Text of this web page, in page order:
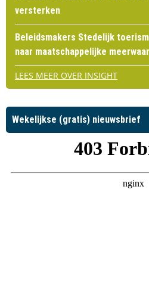
versterken
Beleidsmakers Stedelijk
naar maatschappelijke
LEES MEER OVER INSIGHT
Wekelijkse (gratis) nieuwsbrief